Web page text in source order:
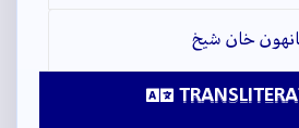
خان شيخ